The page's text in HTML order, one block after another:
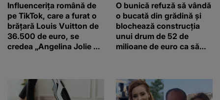
Influencerița română de
pe TikTok, care a furat o
brățară Louis Vuitton de
36.500 de euro, se
credea „Angelina Jolie de
O bunică refuză să vândă
o bucată din grădină și
blochează construcția
unui drum de 52 de
milioane de euro ca să